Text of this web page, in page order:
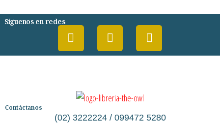
Síguenos en redes
Contáctanos
(02) 3222224 / 099472 5280